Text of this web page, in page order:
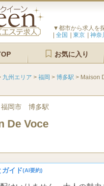
▼都市から求人を
全国
東京 神奈
お気に入り
九州エリア > 福岡 > 博多駅 > Maison
福岡市 博多駅
De Voce
ガイド(AI要約)